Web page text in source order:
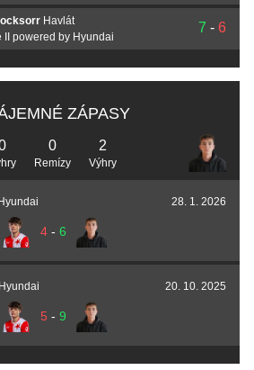
Havlát
II powered by Hyundai
7 - 6
ZÁPASY
0
Remízy
2
Výhry
28. 1. 2026
4- 6
20. 10. 2025
5- 9